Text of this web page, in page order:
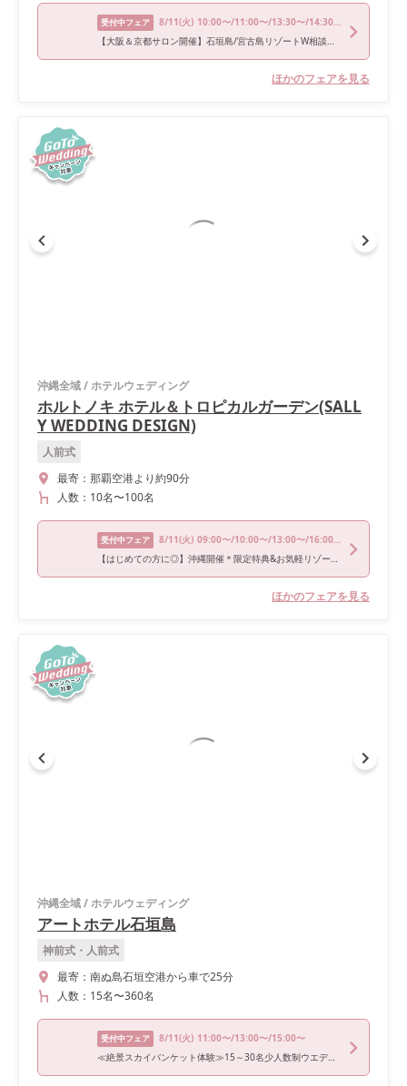
受付中フェア 8/11(火) 10:00〜/11:00〜/13:30〜/14:30〜/17:00〜
【大阪＆京都サロン開催】石垣島/宮古島リゾートW相談フェア
ほかのフェアを見る
沖縄全域/ホテルウェディング
ホルトノキ ホテル＆トロピカルガーデン(SALL
Y WEDDING DESIGN)
人前式
最寄： 那覇空港より約90分
人数： 10名〜100名
受付中フェア 8/11(火) 09:00〜/10:00〜/13:00〜/16:00〜/18:00〜
【はじめての方に◎】沖縄開催＊限定特典&お気軽リゾート相談会
ほかのフェアを見る
沖縄全域/ホテルウェディング
アートホテル石垣島
神前式・人前式
最寄： 南ぬ島石垣空港から車で25分
人数： 15名〜360名
受付中フェア 8/11(火) 11:00〜/13:00〜/15:00〜
≪絶景スカイバンケット体験≫15～30名少人数制ウエディング相談会